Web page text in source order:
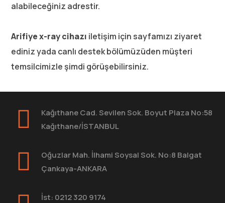
alabileceğiniz adrestir.
Arifiye x-ray cihazı iletişim için sayfamızı ziyaret
ediniz yada canlı destek bölümüzüden müşteri
temsilcimizle şimdi görüşebilirsiniz.
Kağıthane Cad. Sevilen Sok. Boyut Plaza No:58
Kağıthane/İSTANBUL
Oğuzlar Mah. İlhami Soysal Sok. No:8 Balgat
Çankaya-ANKARA
İst: 0212 320 9174